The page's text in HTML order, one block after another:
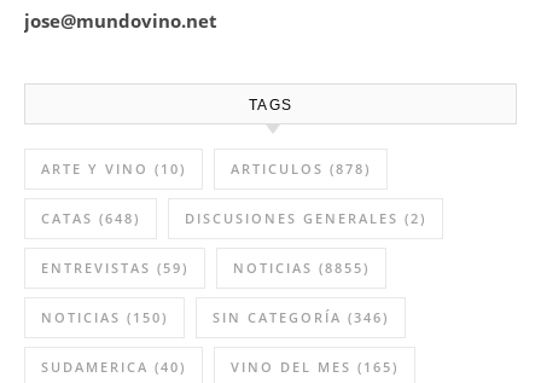
jose@mundovino.net
TAGS
ARTE Y VINO (10) ARTICULOS (878)
CATAS (648) DISCUSIONES GENERALES (2)
ENTREVISTAS (59) NOTICIAS (8855)
NOTICIAS (150) SIN CATEGORÍA (346)
SUDAMERICA (40) VINO DEL MES (165)